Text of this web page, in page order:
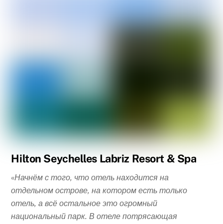
Hilton Seychelles Labriz Resort & Spa
«Начнём с того, что отель находится на
отдельном острове, на котором есть только
отель, а всё остальное это огромный
национальный парк. В отеле потрясающая